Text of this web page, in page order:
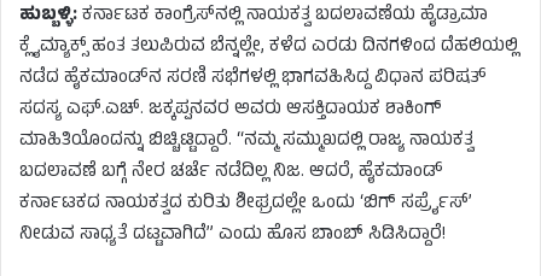
ಹುಬ್ಬಳ್ಳಿ:ಕರ್ನಾಟಕ ಕಾಂಗ್ರೆಸ್‌ನಲ್ಲಿ ನಾಯಕತ್ವ ಬದಲಾವಣೆಯ ಹೈಡ್ರಾಮಾ
ಕ್ಲೈಮ್ಯಾಕ್ಸ್ ಹಂತ ತಲುಪಿರುವ ಬೆನ್ನಲ್ಲೇ, ಕಳೆದ ಎರಡು ದಿನಗಳಿಂದ ದೆಹಲಿಯಲ್ಲಿ
ನಡೆದ ಹೈಕಮಾಂಡ್‌ನ ಸರಣಿ ಸಭೆಗಳಲ್ಲಿ ಭಾಗವಹಿಸಿದ್ದ ವಿಧಾನ ಪರಿಷತ್
ಸದಸ್ಯ ಎಫ್.ಎಚ್. ಜಕ್ಕಪ್ಪನವರ ಅವರು ಆಸಕ್ತಿದಾಯಕ ಶಾಕಿಂಗ್
ಮಾಹಿತಿಯೊಂದನ್ನು ಬಿಚ್ಚಿಟ್ಟಿದ್ದಾರೆ. “ನಮ್ಮ ಸಮ್ಮುಖದಲ್ಲಿ ರಾಜ್ಯ ನಾಯಕತ್ವ
ಬದಲಾವಣೆ ಬಗ್ಗೆ ನೇರ ಚರ್ಚೆ ನಡೆದಿಲ್ಲ ನಿಜ. ಆದರೆ, ಹೈಕಮಾಂಡ್
ಕರ್ನಾಟಕದ ನಾಯಕತ್ವದ ಕುರಿತು ಶೀಘ್ರದಲ್ಲೇ ಒಂದು ‘ಬಿಗ್ ಸರ್ಪ್ರೈಸ್’
ನೀಡುವ ಸಾಧ್ಯತೆ ದಟ್ಟವಾಗಿದೆ” ಎಂದು ಹೊಸ ಬಾಂಬ್ ಸಿಡಿಸಿದ್ದಾರೆ!